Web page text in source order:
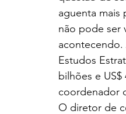
aguenta mais
não pode ser
Estudos
bilhões e
coordenador
O diretor de